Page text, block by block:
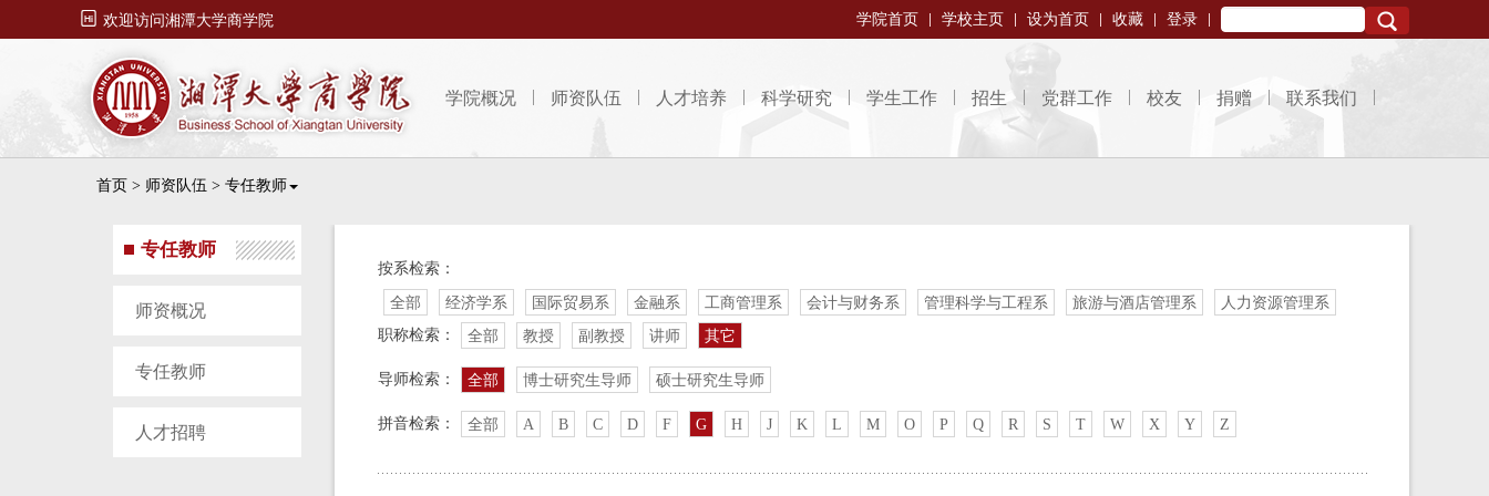
 欢迎访问湘潭大学商学院 学院首页 学校主页 设为首页 收藏 登录
学院概况 师资队伍 人才培养 科学研究 学生工作 招生 党群工作 校友 捐赠 联系我们
首页 > 师资队伍 > 专任教师
专任教师
师资概况
专任教师
人才招聘
按系检索：
全部 经济学系 国际贸易系 金融系 工商管理系 会计与财务系 管理科学与工程系 旅游与酒店管理系
人力资源管理系
职称检索：
全部 教授 副教授 讲师 其它
导师检索： 全部 博士研究生导师 硕士研究生导师
拼音检索： 全部 A B C D F G H J K L M O P Q R S T W X Y Z